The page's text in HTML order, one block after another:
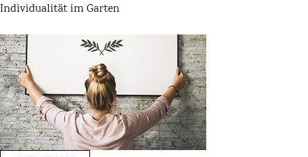
Individualität im Garten